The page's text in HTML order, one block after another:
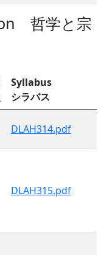
哲学と宗
Syllabus
シラバス
DLAH314.pdf
DLAH315.pdf